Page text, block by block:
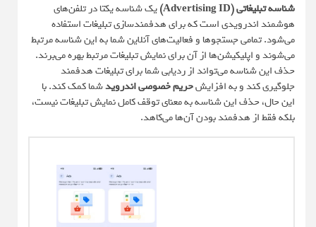
شناسه تبلیغاتی (Advertising ID)
یک شناسه یکتا در تلفن‌های
هوشمند اندرویدی است که برای هدفمندسازی تبلیغات استفاده
می‌شود. تمامی جستجوها و فعالیت‌های آنلاین شما به این شناسه مرتبط
می‌شوند و اپلیکیشن‌ها از آن برای نمایش تبلیغات مرتبط بهره می‌برند.
حذف این شناسه می‌تواند از ردیابی شما برای تبلیغات هدفمند
جلوگیری کند و به افزایشحریم خصوصی اندرویدشما کمک کند. با
این حال، حذف این شناسه به معنای توقف کامل نمایش تبلیغات نیست،
بلکه فقط از هدفمند بودن آن‌ها می‌کاهد.